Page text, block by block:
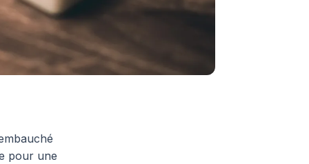
pour une